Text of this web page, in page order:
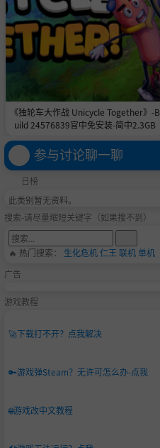
《独轮车大作战 Unicycle Together》-B
uild 24576839官中免安装-简中2.3GB
参与讨论聊一聊
日榜
此类别暂无资料。
搜索-请尽量缩短关键字（如果搜不到）
🔥 热门搜索： 生化危机仁王 联机单机
广告
游戏教程
🚀下载打不开？点我解决
🔑游戏弹Steam？无许可怎么办-点我
🌐游戏改中文教程